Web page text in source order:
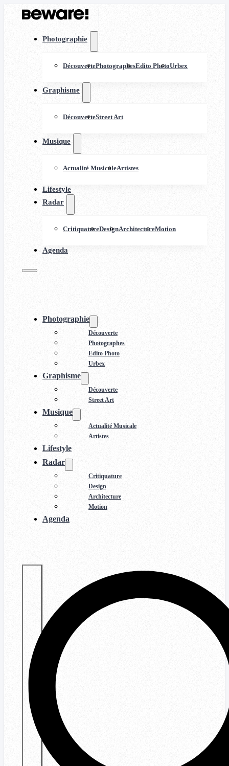
Photographie
DécouvertePhotographesEdito PhotoUrbex
Graphisme
DécouverteStreet Art
Musique
Actualité MusicaleArtistes
Lifestyle
Radar
CritiquatureDesignArchitectureMotion
Agenda
Photographie
Découverte
Photographes
Edito Photo
Urbex
Graphisme
Découverte
Street Art
Musique
Actualité Musicale
Artistes
Lifestyle
Radar
Critiquature
Design
Architecture
Motion
Agenda